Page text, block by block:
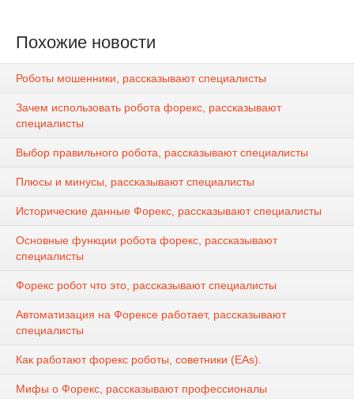
Похожие новости
Роботы мошенники, рассказывают специалисты
Зачем использовать робота форекс, рассказывают
специалисты
Выбор правильного робота, рассказывают специалисты
Плюсы и минусы, рассказывают специалисты
Исторические данные Форекс, рассказывают специалисты
Основные функции робота форекс, рассказывают
специалисты
Форекс робот что это, рассказывают специалисты
Автоматизация на Форексе работает, рассказывают
специалисты
Как работают форекс роботы, советники (EAs).
Мифы о Форекс, рассказывают профессионалы